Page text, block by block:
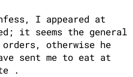
I appeared at
it seems the general
otherwise he
sent me to eat at
.